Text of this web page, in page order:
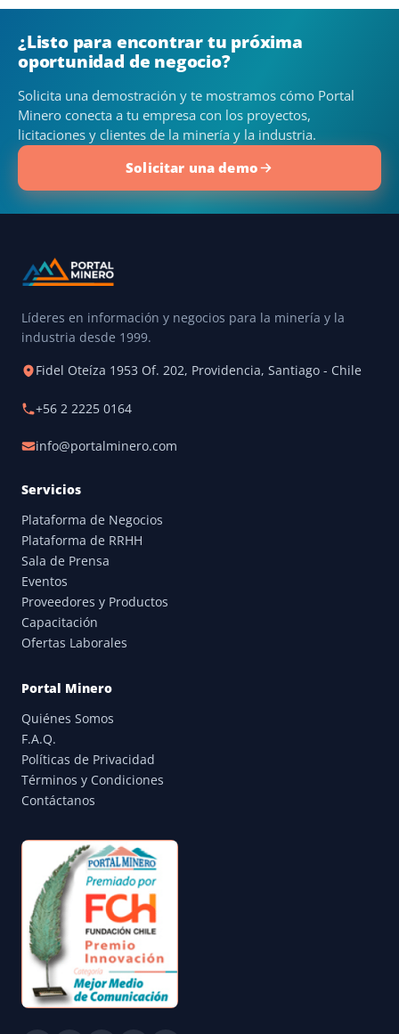
¿Listo para encontrar tu próxima
oportunidad de negocio?
Solicita una demostración y te mostramos cómo Portal
Minero conecta a tu empresa con los proyectos,
licitaciones y clientes de la minería y la industria.
Solicitar una demo
Líderes en información y negocios para la minería y la
industria desde 1999.
Fidel Oteíza 1953 Of. 202, Providencia, Santiago - Chile
+56 2 2225 0164
info@portalminero.com
Servicios
Plataforma de Negocios
Plataforma de RRHH
Sala de Prensa
Eventos
Proveedores y Productos
Capacitación
Ofertas Laborales
Portal Minero
Quiénes Somos
F.A.Q.
Políticas de Privacidad
Términos y Condiciones
Contáctanos